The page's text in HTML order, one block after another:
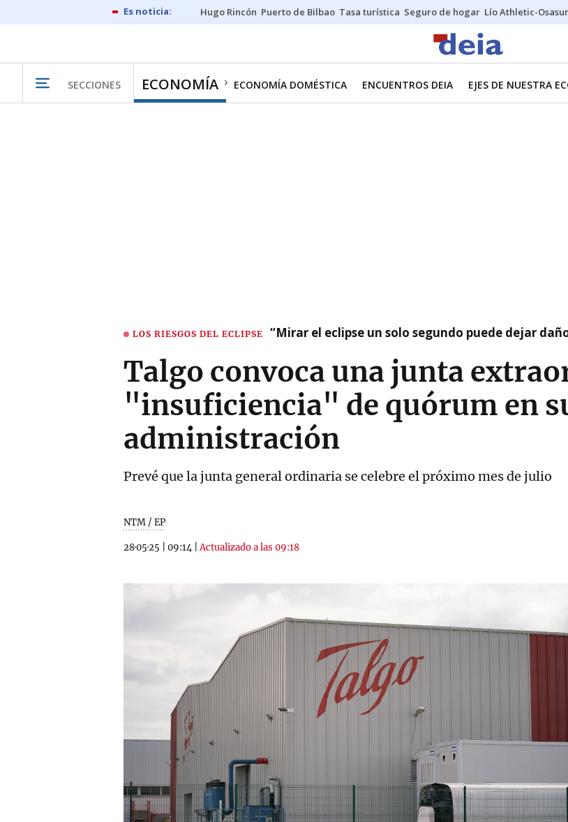
Hugo Rincón Puerto de Bilbao Tasa turística Seguro de hogar Lío Athletic-
SECCIONES ECONOMÍA ECONOMÍA DOMÉSTICA ENCUENTROS DEIA EJES DE NUESTRA
LOS RIESGOS DEL ECLIPSE “Mirar el eclipse un solo segundo puede dejar
Talgo convoca una junta
"insuficiencia" de quórum en
administración
Prevé que la junta general ordinaria se celebre el próximo mes de julio
NTM / EP
28·05·25 09:14 |Actualizado a las 09:18